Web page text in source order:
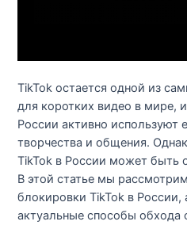
TikTok остается одной из
для коротких видео в мире,
России активно используют
творчества и общения.
TikTok в России может быть
В этой статье мы
блокировки TikTok в
актуальные способы обхода